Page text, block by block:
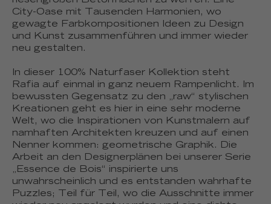
City-Oase mit Tausenden Harmonien, wo
gewagte Farbkompositionen Ideen zu Design
und Kunst zusammenführen und immer wieder
neu gestalten.
In dieser 100% Naturfaser Kollektion steht
Rafia auf einmal in ganz neuem Rampenlicht. Im
bewussten Gegensatz zu den „raw“ stylischen
Kreationen geht es hier in eine sehr moderne
Welt, wo die Inspirationen von Kunstmalern auf
namhaften Architekten kreuzen und auf einen
Nenner kommen: geometrische Graphik. Die
Arbeit an den Designerplänen bei unserer Serie
„Essence de Bois“ inspirierte uns
unwahrscheinlich und es entstanden wahrhafte
Puzzles; Teil für Teil, wo die Ausschnitte immer